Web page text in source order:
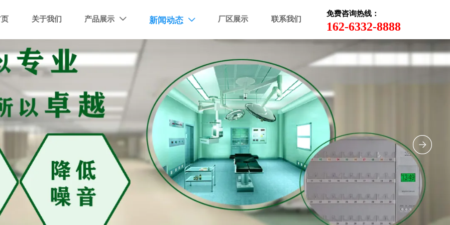
关于我们 产品展示  新闻动态  厂区展示 联系我们
免费咨询热线：
162-6332-8888